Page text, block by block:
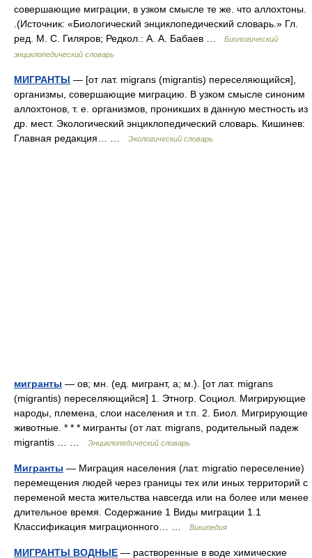
совершающие миграции, в узком смысле те же. что аллохтоны.
.(Источник: «Биологический энциклопедический словарь.» Гл.
ред. М. С. Гиляров; Редкол.: А. А. Бабаев …
Биологический
энциклопедический словарь
МИГРАНТЫ — [от лат. migrans (migrantis) переселяющийся],
организмы, совершающие миграцию. В узком смысле синоним
аллохтонов, т. е. организмов, проникших в данную местность из
др. мест. Экологический энциклопедический словарь. Кишинев:
Главная редакция… …
Экологический словарь
мигранты — ов; мн. (ед. мигрант, а; м.). [от лат. migrans
(migrantis) переселяющийся] 1. Этногр. Социол. Мигрирующие
народы, племена, слои населения и т.п. 2. Биол. Мигрирующие
животные. * * * мигранты (от лат. migrans, родительный падеж
migrantis … …
Энциклопедический словарь
Мигранты — Миграция населения (лат. migratio переселение)
перемещения людей через границы тех или иных территорий с
переменой места жительства навсегда или на более или менее
длительное время. Содержание 1 Виды миграции 1.1
Классификация миграционного… …
Википедия
МИГРАНТЫ ВОДНЫЕ — растворенные в воде химические